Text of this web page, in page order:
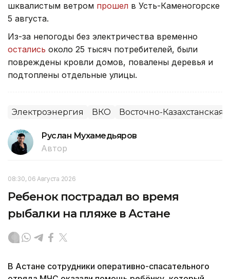
шквалистым ветром прошел в Усть-Каменогорске
5 августа.
Из-за непогоды без электричества временно
остались около 25 тысяч потребителей, были
повреждены кровли домов, повалены деревья и
подтоплены отдельные улицы.
Электроэнергия ВКО Восточно-Казахстанская
Руслан Мухамедьяров
Автор
08:30, 06 Августа 2026
Ребенок пострадал во время
рыбалки на пляже в Астане
В Астане сотрудники оперативно-спасательного